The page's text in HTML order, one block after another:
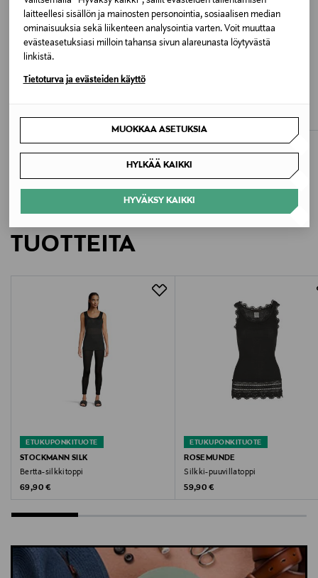
laitteellesi sisällön ja mainosten personointia, sosiaalisen median
ominaisuuksia sekä liikenteen analysointia varten. Voit muuttaa
evästeasetuksiasi milloin tahansa sivun alareunasta löytyvästä
linkistä.
Tietoturva ja evästeiden käyttö
MUOKKAA ASETUKSIA
HYLKÄÄ KAIKKI
HYVÄKSY KAIKKI
Pituus M-koossa noin 65 cm
Väri
1049 NEW WHITE
Valmistajan tuotenumero
5405
Rosemunde ApS
Staktoften 2, DK-2950 Vedbæk
Digitaalinen osoite
info@rosemunde.com
silkkipaita, aluspaita, tanktoppi
ETUKUPONKITUOTE
Original Price
179,00 €
Original Price
190,00 €
LISÄÄ KIINNOSTAVIA
TUOTTEITA
ETUKUPONKITUOTE
STOCKMANN SILK
Bertta-silkkitoppi
Original Price
69,90 €
ETUKUPONKITUOTE
ROSEMUNDE
Silkki-puuvillatoppi
Original Price
59,90 €